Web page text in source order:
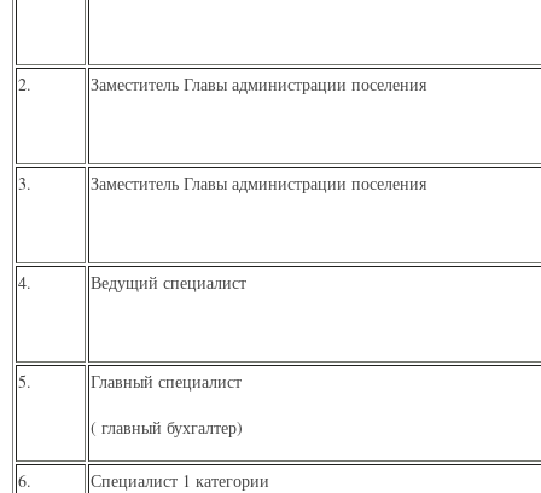
2. Заместитель Главы администрации поселения
3. Заместитель Главы администрации поселения
4. Ведущий специалист
5.
Главный специалист
( главный бухгалтер)
6.
Специалист 1 категории